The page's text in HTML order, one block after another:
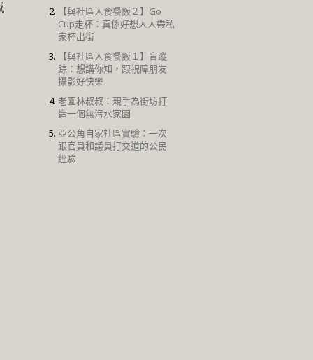
【與社區人食餐飯２】Go
Cup走杯：真係好想人人帶私
家杯出街
【與社區人食餐飯１】盲蹤
踪：想講你知，跟視障朋友
攝影好快樂
老圍林叔叔：親手為街坊打
造一個無污水家園
亞公角自家社區實驗：一次
跟官員和議員打交道的公民
經驗